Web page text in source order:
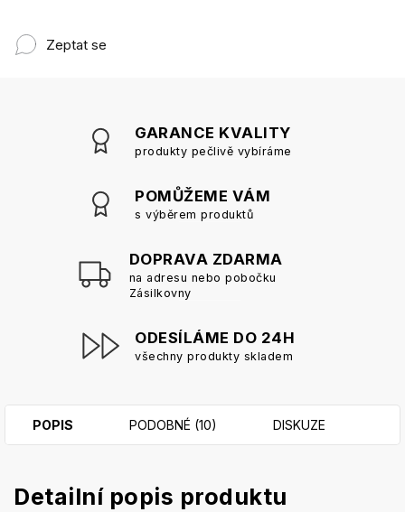
Zeptat se
GARANCE KVALITY
produkty pečlivě vybíráme
POMŮŽEME VÁM
s výběrem produktů
DOPRAVA ZDARMA
na adresu nebo pobočku
Zásilkovny
ODESÍLÁME DO 24H
všechny produkty skladem
POPIS PODOBNÉ (10) DISKUZE
Detailní popis produktu